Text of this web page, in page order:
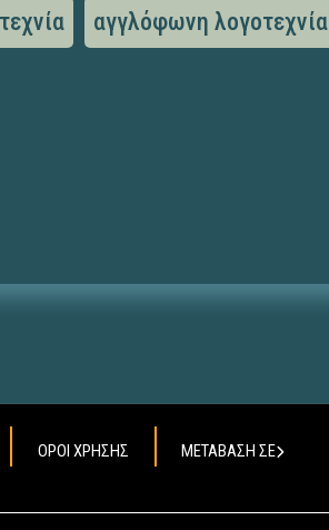
αγγλόφωνη λογοτεχνία
ΟΡΟΙ ΧΡΗΣΗΣ ΜΕΤΑΒΑΣΗ ΣΕ